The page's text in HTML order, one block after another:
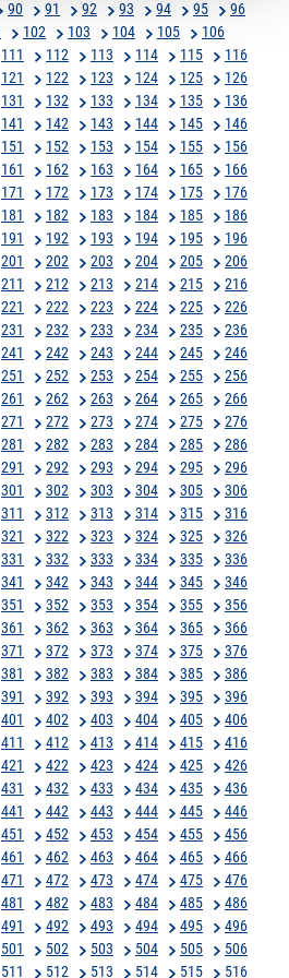
90 91 92 93 94 95
96
102 103 104 105
106
111 112 113 114 115
116
121 122 123 124 125
126
131 132 133 134 135
136
141 142 143 144 145
146
151 152 153 154 155
156
161 162 163 164 165
166
171 172 173 174 175
176
181 182 183 184 185
186
191 192 193 194 195
196
201 202 203 204 205
206
211 212 213 214 215
216
221 222 223 224 225
226
231 232 233 234 235
236
241 242 243 244 245
246
251 252 253 254 255
256
261 262 263 264 265
266
271 272 273 274 275
276
281 282 283 284 285
286
291 292 293 294 295
296
301 302 303 304 305
306
311 312 313 314 315
316
321 322 323 324 325
326
331 332 333 334 335
336
341 342 343 344 345
346
351 352 353 354 355
356
361 362 363 364 365
366
371 372 373 374 375
376
381 382 383 384 385
386
391 392 393 394 395
396
401 402 403 404 405
406
411 412 413 414 415
416
421 422 423 424 425
426
431 432 433 434 435
436
441 442 443 444 445
446
451 452 453 454 455
456
461 462 463 464 465
466
471 472 473 474 475
476
481 482 483 484 485
486
491 492 493 494 495
496
501 502 503 504 505
506
511 512 513 514 515 516